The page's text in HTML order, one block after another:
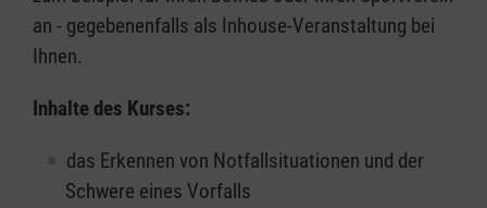
an - gegebenenfalls als Inhouse-Veranstaltung bei
Ihnen.
Inhalte des Kurses:
das Erkennen von Notfallsituationen und der
Schwere eines Vorfalls